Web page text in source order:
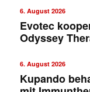
6. August 2026
Evotec
Odyssey
6. August 2026
Kupando